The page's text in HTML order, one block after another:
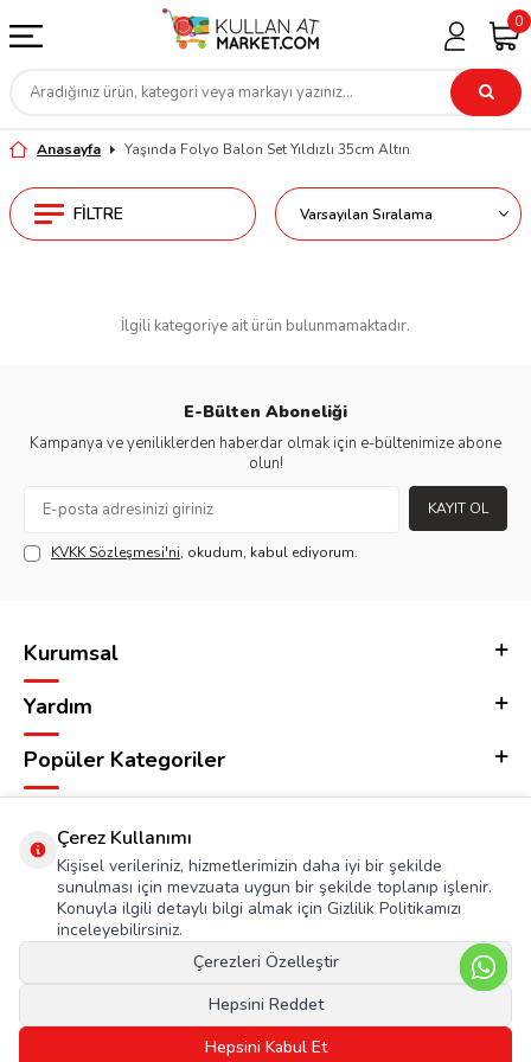
0
Anasayfa Yaşında Folyo Balon Set Yıldızlı 35cm Altın
FILTRE
İlgili kategoriye ait ürün bulunmamaktadır.
E-Bülten Aboneliği
Kampanya ve yeniliklerden haberdar olmak için e-bültenimize abone
olun!
KAYIT OL
KVKK Sözleşmesi'ni, okudum, kabul ediyorum.
Kurumsal
Yardım
Popüler Kategoriler
Çerez Kullanımı
Kişisel verileriniz, hizmetlerimizin daha iyi bir şekilde
sunulması için mevzuata uygun bir şekilde toplanıp işlenir.
Konuyla ilgili detaylı bilgi almak için Gizlilik Politikamızı
inceleyebilirsiniz.
Çerezleri Özelleştir
Hepsini Reddet
Hepsini Kabul Et